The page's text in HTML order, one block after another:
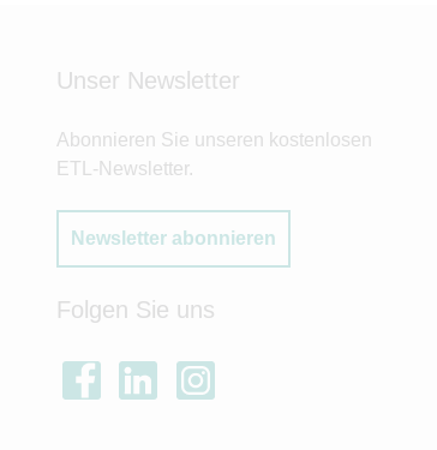
Unser Newsletter
Abonnieren Sie unseren kostenlosen
ETL-Newsletter.
Newsletter abonnieren
Folgen Sie uns